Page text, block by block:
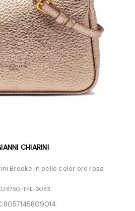
CHIARINI
Brooke in pelle color oro rosa
8750-TKL-6083
8057145809014